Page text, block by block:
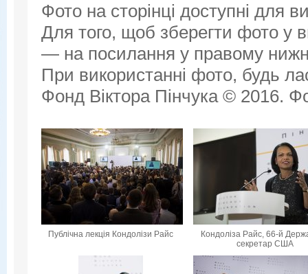
Фото на сторінці доступні для
Для того, щоб зберегти фото у
— на посилання у правому
При використанні фото, будь
Фонд Віктора Пінчука © 2016.
Публічна лекція Кондолізи Райс
Кондоліза Райс, 66-й
секретар США